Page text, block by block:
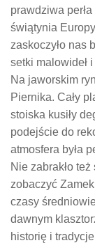
prawdziwa
świątynia
zaskoczyło nas
setki malowideł
Na jaworskim
Piernika. Cały
stoiska kusiły
podejście do
atmosfera była
Nie zabrakło
zobaczyć
czasy
dawnym
historię i